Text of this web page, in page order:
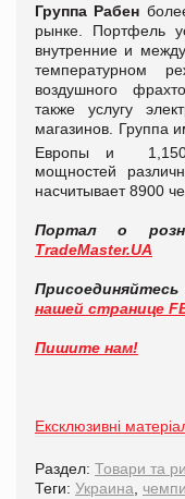
Группа Рабен
рынке. Портфель
внутренние и
температурном
воздушного
также услугу
магазинов. Группа
Европы и
мощностей
насчитывает 8900
Портал о
TradeMaster.UA
нашей странице
Пишите нам!
Ексклюзивні
Раздел: Товари та
Теги: Украина